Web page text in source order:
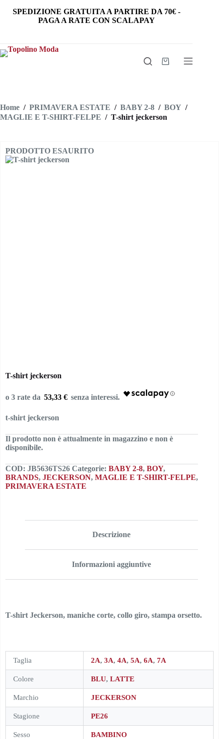
SPEDIZIONE GRATUITA A PARTIRE DA 70€ -
PAGA A RATE CON SCALAPAY
Carrello
Home / PRIMAVERA ESTATE / BABY 2-8 / BOY /
MAGLIE E T-SHIRT-FELPE / T-shirt jeckerson
PRODOTTO ESAURITO
T-shirt jeckerson
53,33 €
t-shirt jeckerson
Il prodotto non è attualmente in magazzino e non è
disponibile.
COD: JB5636TS26 Categorie: BABY 2-8, BOY,
BRANDS, JECKERSON, MAGLIE E T-SHIRT-FELPE,
PRIMAVERA ESTATE
Descrizione
Informazioni aggiuntive
T-shirt Jeckerson, maniche corte, collo giro, stampa orsetto.
Taglia 2A, 3A, 4A, 5A, 6A, 7A
Colore BLU, LATTE
Marchio JECKERSON
Stagione PE26
Sesso BAMBINO